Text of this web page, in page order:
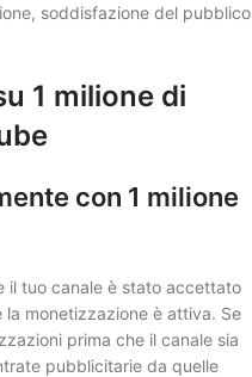
soddisfazione del pubblico
1 milione di
con 1 milione
il tuo canale è stato accettato
la monetizzazione è attiva. Se
prima che il canale sia
pubblicitarie da quelle